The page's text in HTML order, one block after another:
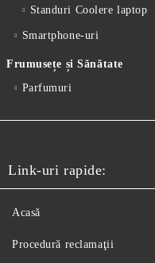
Standuri Coolere laptop
Smartphone-uri
Frumusețe și Sănătate
Parfumuri
Link-uri rapide:
Acasă
Procedură reclamaţii